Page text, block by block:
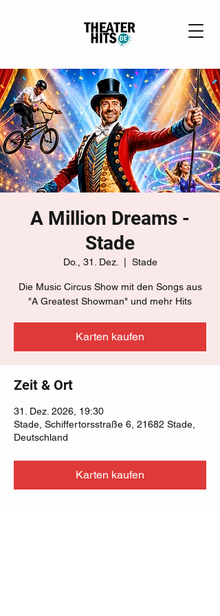
A Million Dreams -
Stade
Do., 31. Dez. Stade
Die Music Circus Show mit den Songs aus
"A Greatest Showman" und mehr Hits
Karten kaufen
Zeit & Ort
31. Dez. 2026, 19:30
Stade, Schiffertorsstraße 6, 21682 Stade,
Deutschland
Karten kaufen